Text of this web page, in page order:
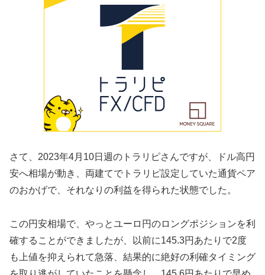
さて、2023年4月10日週のトラリピさんですが、ドル高円
安へ相場が動き、両建てでトラリピ設定していた通貨ペア
のおかげで、それなりの利益を得られた状態でした。
この円安相場で、やっとユーロ円のロングポジションを利
確することができましたが、以前に145.3円あたりで2度
も上値を抑えられて急落、結果的に絶好の利確タイミング